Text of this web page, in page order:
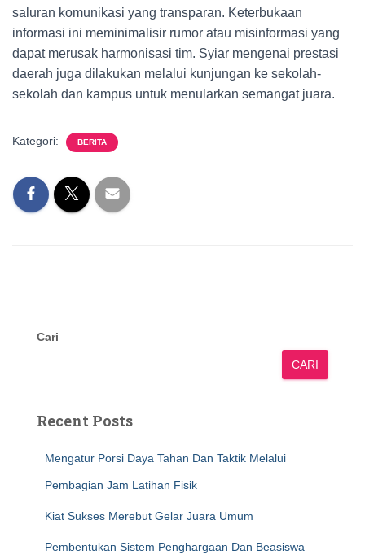
saluran komunikasi yang transparan. Keterbukaan
informasi ini meminimalisir rumor atau misinformasi yang
dapat merusak harmonisasi tim. Syiar mengenai prestasi
daerah juga dilakukan melalui kunjungan ke sekolah-
sekolah dan kampus untuk menularkan semangat juara.
Kategori: BERITA
Cari
CARI
Recent Posts
Mengatur Porsi Daya Tahan Dan Taktik Melalui
Pembagian Jam Latihan Fisik
Kiat Sukses Merebut Gelar Juara Umum
Pembentukan Sistem Penghargaan Dan Beasiswa